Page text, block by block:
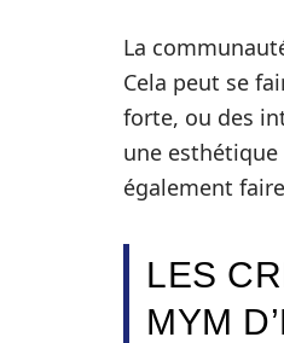
La
Cela peut se
forte, ou des
une
également
LES
MYM